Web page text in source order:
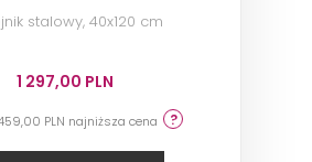
stalowy, 40x120 cm
1 297,00 PLN
459,00 PLN najniższa cena